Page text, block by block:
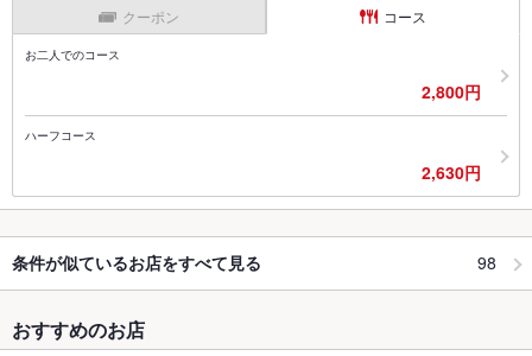
クーポン コース
お二人でのコース
2,800円
ハーフコース
2,630円
条件が似ているお店をすべて見る 98
おすすめのお店